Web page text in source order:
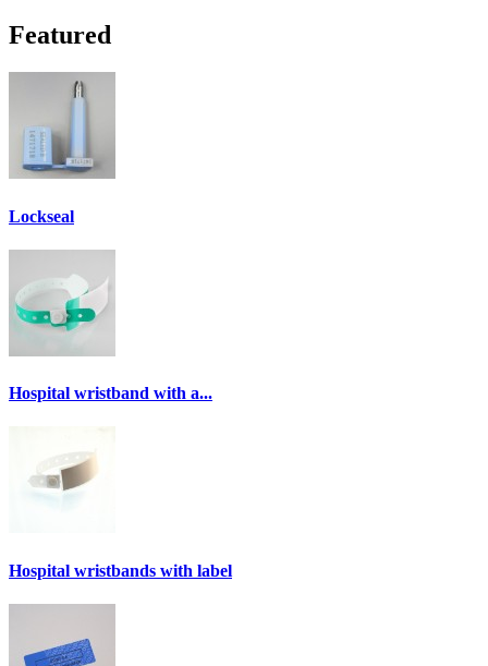
Featured
Lockseal
Hospital wristband with a...
Hospital wristbands with label